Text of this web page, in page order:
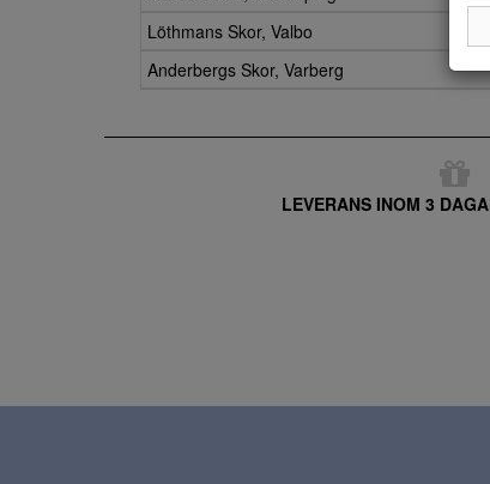
Löthmans Skor, Valbo
Anderbergs Skor, Varberg
LEVERANS INOM 3